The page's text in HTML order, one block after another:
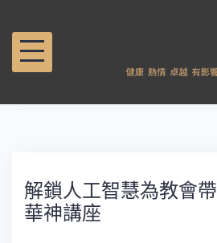
解鎖人工智慧為教會
華神講座